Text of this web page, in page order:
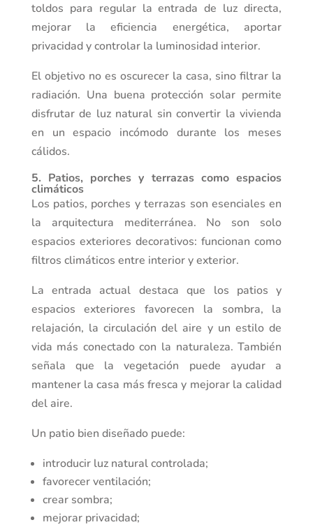
toldos para regular la entrada de luz directa,
mejorar la eficiencia energética, aportar
privacidad y controlar la luminosidad interior.
El objetivo no es oscurecer la casa, sino filtrar la
radiación. Una buena protección solar permite
disfrutar de luz natural sin convertir la vivienda
en un espacio incómodo durante los meses
cálidos.
5. Patios, porches y terrazas como espacios
climáticos
Los patios, porches y terrazas son esenciales en
la arquitectura mediterránea. No son solo
espacios exteriores decorativos: funcionan como
filtros climáticos entre interior y exterior.
La entrada actual destaca que los patios y
espacios exteriores favorecen la sombra, la
relajación, la circulación del aire y un estilo de
vida más conectado con la naturaleza. También
señala que la vegetación puede ayudar a
mantener la casa más fresca y mejorar la calidad
del aire.
Un patio bien diseñado puede:
introducir luz natural controlada;
favorecer ventilación;
crear sombra;
mejorar privacidad;